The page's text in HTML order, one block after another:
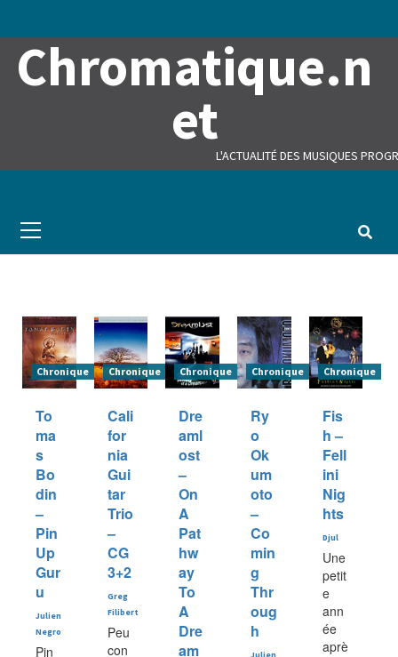
Chromatique.n
et
L'ACTUALITÉ DES MUSIQUES
Menu
Chronique
To
ma
s
Bo
din
–
Pin
Up
Gur
u
Julien
Negro
Pin
Chronique
Cali
for
nia
Gui
tar
Trio
–
CG
3+2
Greg
Filibert
Peu
con
Chronique
Dre
aml
ost
–
On
A
Pat
hw
ay
To
A
Dre
am
Chronique
Ry
o
Ok
um
oto
–
Co
min
g
Thr
oug
h
Chronique
Fis
h –
Fell
ini
Nig
hts
Djul
Une
petit
e
ann
ée
aprè